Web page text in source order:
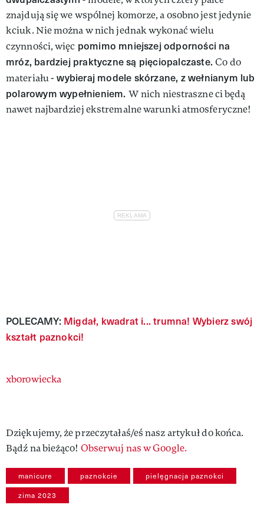
znajdują się we wspólnej komorze, a osobno jest jedynie
kciuk. Nie można w nich jednak wykonać wielu
czynności, więc pomimo mniejszej odporności na
mróz, bardziej praktyczne są pięciopalczaste. Co do
materiału - wybieraj modele skórzane, z wełnianym lub
polarowym wypełnieniem. W nich niestraszne ci będą
nawet najbardziej ekstremalne warunki atmosferyczne!
POLECAMY: Migdał, kwadrat i... trumna! Wybierz swój
kształt paznokci!
Authors
xborowiecka
Dziękujemy, że przeczytałaś/eś nasz artykuł do końca.
Bądź na bieżąco! Obserwuj nas w Google.
manicure paznokcie pielęgnacja paznokci
zima 2023